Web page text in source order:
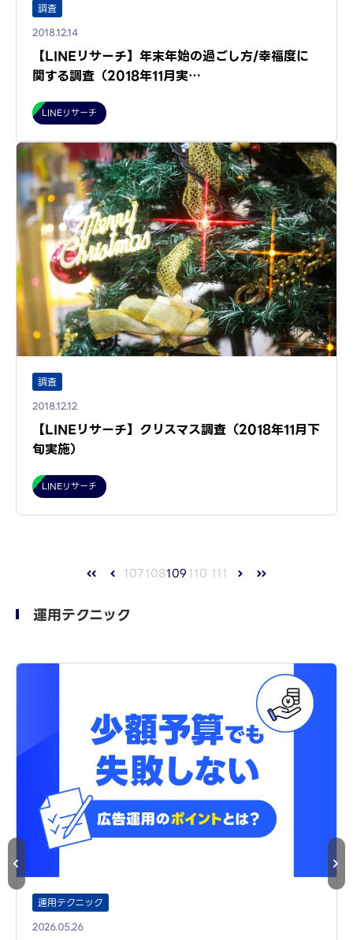
調査
2018.12.14
【LINEリサーチ】年末年始の過ごし方/幸福度に
関する調査（2018年11月実…
LINEリサーチ
調査
2018.12.12
【LINEリサーチ】クリスマス調査（2018年11月下
旬実施）
LINEリサーチ
107108109110 111
運用テクニック
運用テクニック
2026.05.26